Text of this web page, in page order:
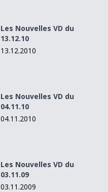
Les Nouvelles VD du
13.12.10
13.12.2010
Les Nouvelles VD du
04.11.10
04.11.2010
Les Nouvelles VD du
03.11.09
03.11.2009